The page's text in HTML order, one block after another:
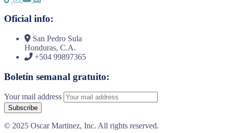
Oficial info:
San Pedro Sula
Honduras, C.A.
+504 99897365
Boletín semanal gratuito:
Your mail address
© 2025 Oscar Martinez, Inc. All rights reserved.